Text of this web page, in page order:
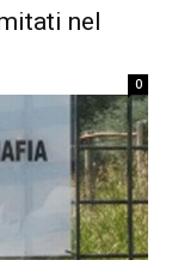
nel
0